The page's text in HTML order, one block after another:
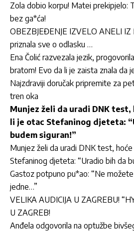
Zola dobio korpu! Matei prekipjelo:
bez ga*ća!
OBEZBJEĐENJE IZVELO ANELI IZ
priznala sve o odlasku …
Ena Čolić razvezala jezik,
bratom! Evo da li je zaista znala da
Najzdraviji doručak pripremite za
tren oka
Munjez želi da uradi DNK
li je otac Stefaninog djeteta:
budem siguran!”
Munjez želi da uradi DNK test,
Stefaninog djeteta: “Uradio bih da
Gastoz potpuno pu*ao: “Ne
jedne…”
VELIKA AUDICIJA U ZAGREBU!
U ZAGREB!
Anđela odgovorila na optužbe